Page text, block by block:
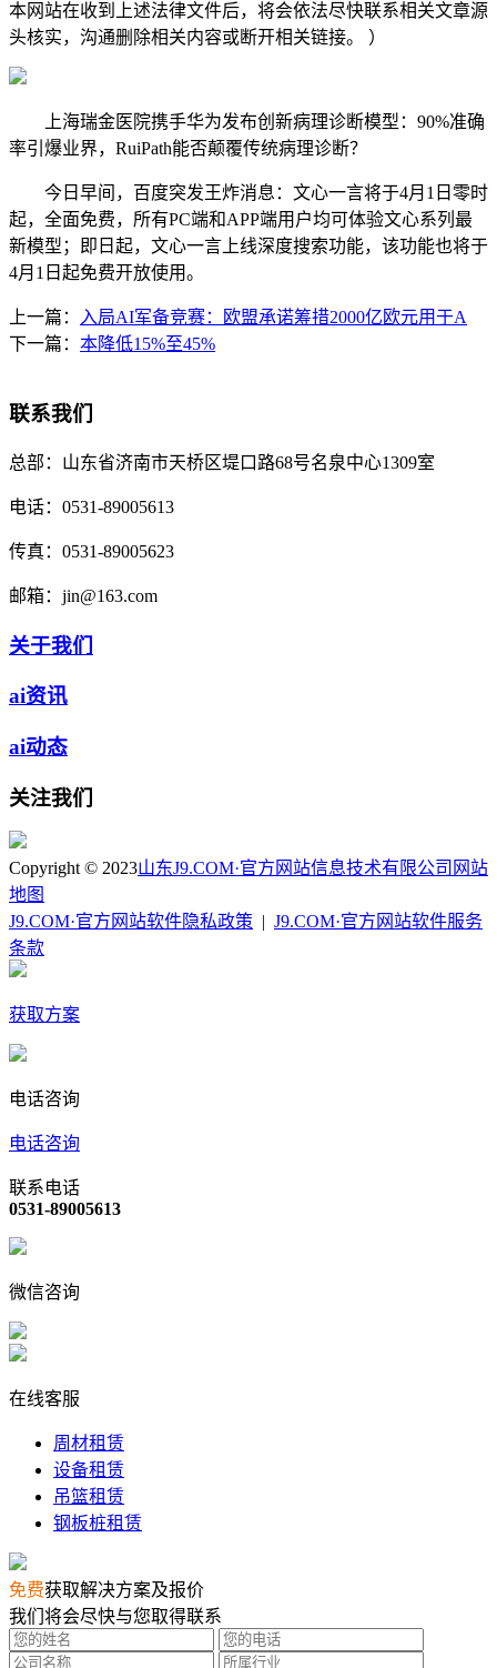
本网站在收到上述法律文件后，将会依法尽快联系相关文章源
头核实，沟通删除相关内容或断开相关链接。 ）
上海瑞金医院携手华为发布创新病理诊断模型：90%准确
率引爆业界，RuiPath能否颠覆传统病理诊断？
今日早间，百度突发王炸消息：文心一言将于4月1日零时
起，全面免费，所有PC端和APP端用户均可体验文心系列最
新模型；即日起，文心一言上线深度搜索功能，该功能也将于
4月1日起免费开放使用。
上一篇： 入局AI军备竞赛：欧盟承诺筹措2000亿欧元用于A
下一篇： 本降低15%至45%
联系我们
总部： 山东省济南市天桥区堤口路68号名泉中心1309室
电话： 0531-89005613
传真： 0531-89005623
邮箱： jin@163.com
关于我们
ai资讯
ai动态
关注我们
Copyright © 2023山东J9.COM·官方网站信息技术有限公司 网站
地图
J9.COM·官方网站软件隐私政策
J9.COM·官方网站软件服务
条款
获取方案
电话咨询
电话咨询
联系电话
0531-89005613
微信咨询
在线客服
周材租赁
设备租赁
吊篮租赁
钢板桩租赁
免费获取解决方案及报价
我们将会尽快与您取得联系